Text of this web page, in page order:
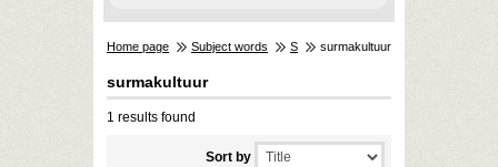
Home page Subject words S surmakultuur
surmakultuur
1 results found
Sort by